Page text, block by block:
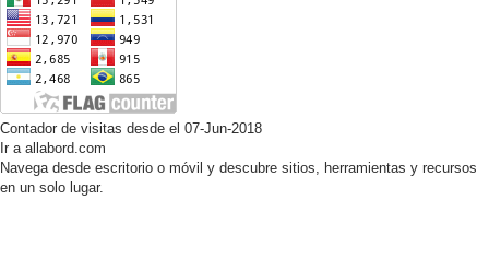
Contador de visitas desde el 07-Jun-2018
Ir a allabord.com
Navega desde escritorio o móvil y descubre sitios, herramientas y recursos
en un solo lugar.